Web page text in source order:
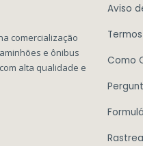
comercialização
e ônibus
alta qualidade e
Aviso
Como